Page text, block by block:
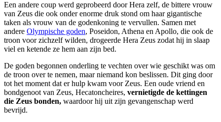
Een andere coup werd geprobeerd door Hera zelf, de bittere vrouw
van Zeus die ook onder enorme druk stond om haar gigantische
taken als vrouw van de godenkoning te vervullen. Samen met
andere Olympische goden, Poseidon, Athena en Apollo, die ook de
troon voor zichzelf wilden, drogeerde Hera Zeus zodat hij in slaap
viel en ketende ze hem aan zijn bed.
De goden begonnen onderling te vechten over wie geschikt was om
de troon over te nemen, maar niemand kon beslissen. Dit ging door
tot het moment dat er hulp kwam voor Zeus. Een oude vriend en
bondgenoot van Zeus, Hecatoncheires, vernietigde de kettingen
die Zeus bonden, waardoor hij uit zijn gevangenschap werd
bevrijd.